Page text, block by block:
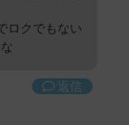
ロクでもない
返信